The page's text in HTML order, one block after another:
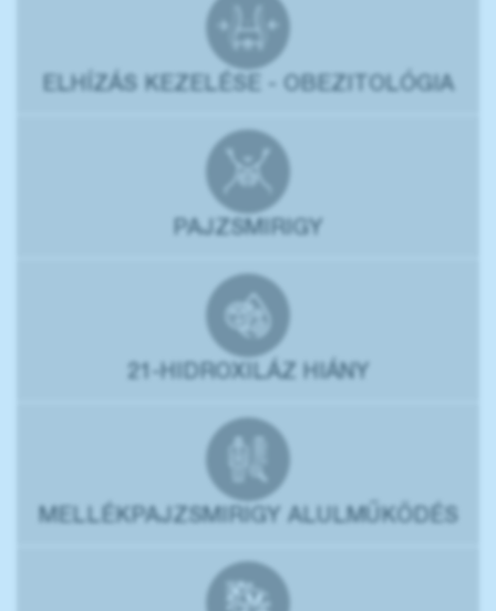
ELHÍZÁS KEZELÉSE - OBEZITOLÓGIA
PAJZSMIRIGY
21-HIDROXILÁZ HIÁNY
MELLÉKPAJZSMIRIGY ALULMŰKÖDÉS